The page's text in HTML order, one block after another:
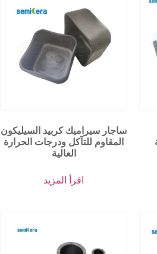
ساجار سيراميك كربيد السيليكون
المقاوم للتآكل ودرجات الحرارة
العالية
اقرأ المزيد